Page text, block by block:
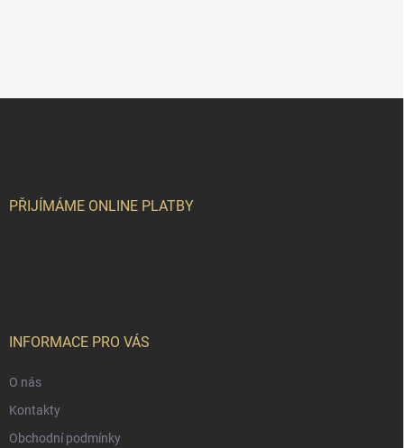
PŘIJÍMÁME ONLINE PLATBY
INFORMACE PRO VÁS
O nás
Kontakty
Obchodní podmínky